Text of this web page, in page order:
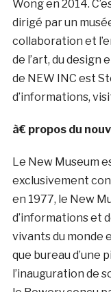
Wong en 2014.
dirigé par un
collaboration et
de l’art, du
de NEW INC est
d’informations,
à€ propos du
Le New Museum
exclusivement
en 1977, le New
d’informations et
vivants du monde
que bureau d’une
l’inauguration de